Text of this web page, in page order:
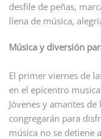
desfile de peñas,
llena de música,
Música y diversión
El primer viernes de
en el epicentro
Jóvenes y amantes
congregarán para
música no se detiene